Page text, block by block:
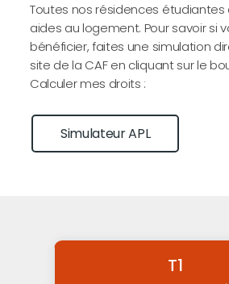
Toutes nos résidences étudiantes
aides au logement. Pour savoir si
bénéficier, faites une simulation
site de la CAF en cliquant sur le
Calculer mes droits :
Simulateur APL
T1